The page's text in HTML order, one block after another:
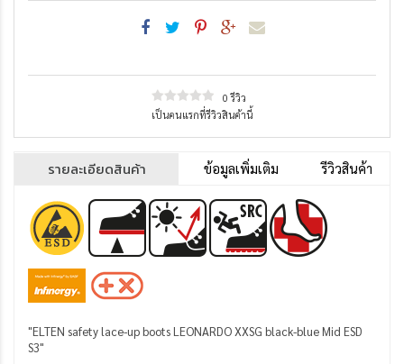
0 รีวิว
เป็นคนแรกที่รีวิวสินค้านี้
รายละเอียดสินค้า ข้อมูลเพิ่มเติม รีวิวสินค้า
"ELTEN safety lace-up boots LEONARDO XXSG black-blue Mid ESD
S3"